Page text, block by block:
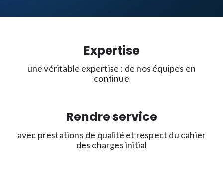
Expertise
une véritable expertise : de nos équipes en
continue
Rendre service
avec prestations de qualité et respect du cahier
des charges initial